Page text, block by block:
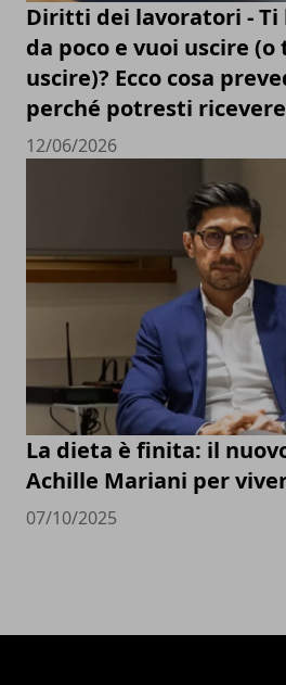
Diritti dei lavoratori - Ti
da poco e vuoi uscire
uscire)? Ecco cosa
perché potresti
12/06/2026
La dieta è finita: il
Achille Mariani per
07/10/2025